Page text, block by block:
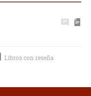
Libros con reseña